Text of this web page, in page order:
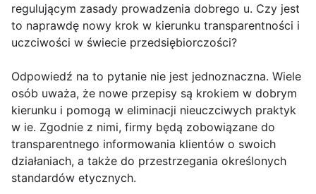
regulującym zasady prowadzenia dobrego u. Czy jest
to naprawdę nowy krok w kierunku transparentności i
uczciwości w świecie przedsiębiorczości?
Odpowiedź na to pytanie nie jest jednoznaczna. Wiele
osób uważa, że nowe przepisy są krokiem w dobrym
kierunku i pomogą w eliminacji nieuczciwych praktyk
w ie. Zgodnie z nimi, firmy będą zobowiązane do
transparentnego informowania klientów o swoich
działaniach, a także do przestrzegania określonych
standardów etycznych.